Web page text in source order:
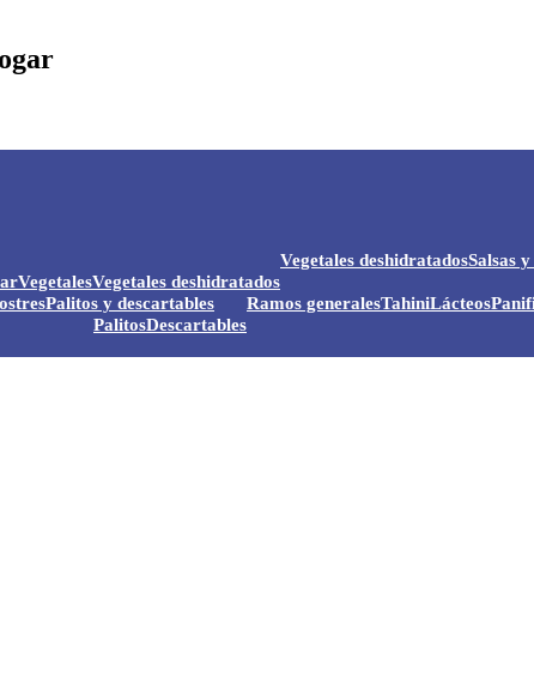
VegetalesVegetales deshidratados
Vegetales deshidratadosSalsas
Palitos y descartables
PalitosDescartables
Ramos generalesTahiniLácteos